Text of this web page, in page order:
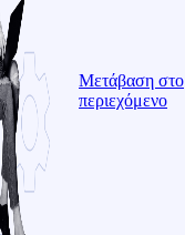
Μετάβαση στο
περιεχόμενο